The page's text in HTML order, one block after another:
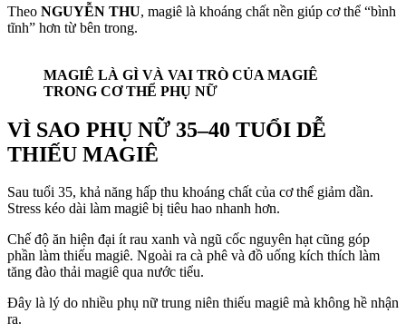
Theo NGUYỄN THU, magiê là khoáng chất nền giúp cơ thể “bình
tĩnh” hơn từ bên trong.
MAGIÊ LÀ GÌ VÀ VAI TRÒ CỦA MAGIÊ
TRONG CƠ THỂ PHỤ NỮ
VÌ SAO PHỤ NỮ 35–40 TUỔI DỄ
THIẾU MAGIÊ
Sau tuổi 35, khả năng hấp thu khoáng chất của cơ thể giảm dần.
Stress kéo dài làm magiê bị tiêu hao nhanh hơn.
Chế độ ăn hiện đại ít rau xanh và ngũ cốc nguyên hạt cũng góp
phần làm thiếu magiê. Ngoài ra cà phê và đồ uống kích thích làm
tăng đào thải magiê qua nước tiểu.
Đây là lý do nhiều phụ nữ trung niên thiếu magiê mà không hề nhận
ra.